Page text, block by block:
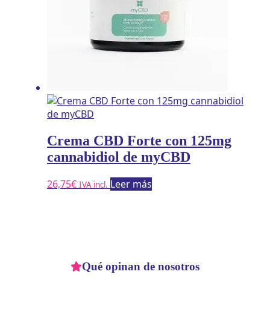
Crema CBD Forte con 125mg
cannabidiol de myCBD
26,75€ IVA incl. Leer más
Qué opinan de nosotros